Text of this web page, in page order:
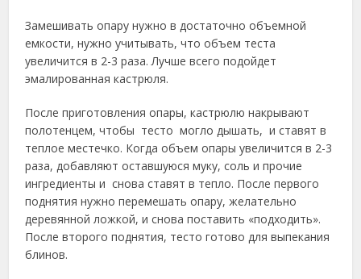
Замешивать опару нужно в достаточно объемной
емкости, нужно учитывать, что объем теста
увеличится в 2-3 раза. Лучше всего подойдет
эмалированная кастрюля.
После приготовления опары, кастрюлю накрывают
полотенцем, чтобы тесто могло дышать, и ставят в
теплое местечко. Когда объем опары увеличится в 2-3
раза, добавляют оставшуюся муку, соль и прочие
ингредиенты и снова ставят в тепло. После первого
поднятия нужно перемешать опару, желательно
деревянной ложкой, и снова поставить «подходить».
После второго поднятия, тесто готово для выпекания
блинов.